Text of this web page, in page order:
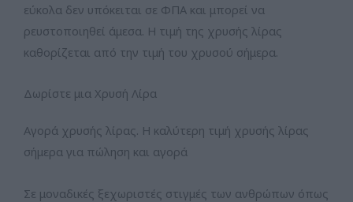
εύκολα δεν υπόκειται σε ΦΠΑ και μπορεί να
ρευστοποιηθεί άμεσα. Η τιμή της χρυσής λίρας
καθορίζεται από την τιμή του χρυσού σήμερα.
Δωρίστε μια Χρυσή Λίρα
Αγορά χρυσής λίρας. Η καλύτερη τιμή χρυσής λίρας
σήμερα για πώληση και αγορά
Σε μοναδικές ξεχωριστές στιγμές των ανθρώπων όπως